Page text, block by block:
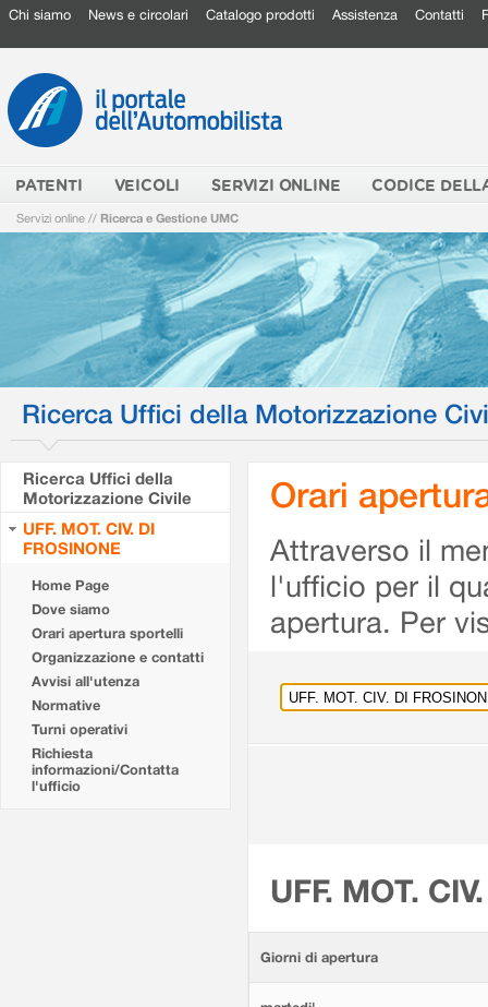
Chi siamo News e circolari Catalogo prodotti Assistenza Contatti
PATENTI VEICOLI SERVIZI ONLINE CODICE
Servizi online // Ricerca e Gestione UMC
Ricerca Uffici della Motorizzazione
Ricerca Uffici della
Motorizzazione Civile
UFF. MOT. CIV. DI
FROSINONE
Home Page
Dove siamo
Orari apertura sportelli
Organizzazione e contatti
Avvisi all'utenza
Normative
Turni operativi
Richiesta
informazioni/Contatta
l'ufficio
Orari
Attraverso il
l'ufficio per il
apertura. Per
UFF. MOT.
Giorni di apertura